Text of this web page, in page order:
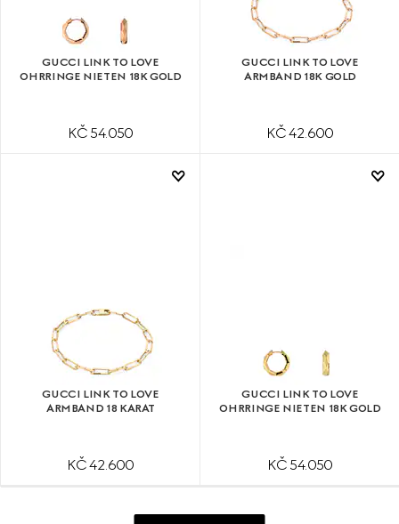
GUCCI LINK TO LOVE
OHRRINGE NIETEN 18K GOLD
KČ 54.050
GUCCI LINK TO LOVE
ARMBAND 18K GOLD
KČ 42.600
GUCCI LINK TO LOVE
ARMBAND 18 KARAT
KČ 42.600
GUCCI LINK TO LOVE
OHRRINGE NIETEN 18K GOLD
KČ 54.050